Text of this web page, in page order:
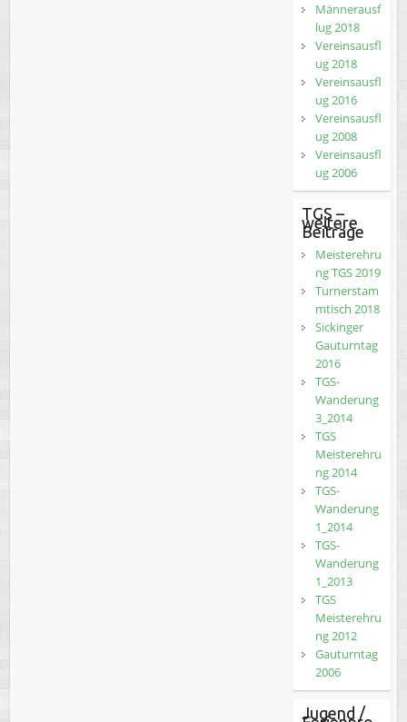
Männerausf
lug 2018
Vereinsausfl
ug 2018
Vereinsausfl
ug 2016
Vereinsausfl
ug 2008
Vereinsausfl
ug 2006
TGS –
weitere
Beiträge
Meisterehru
ng TGS 2019
Turnerstam
mtisch 2018
Sickinger
Gauturntag
2016
TGS-
Wanderung
3_2014
TGS
Meisterehru
ng 2014
TGS-
Wanderung
1_2014
TGS-
Wanderung
1_2013
TGS
Meisterehru
ng 2012
Gauturntag
2006
Jugend /